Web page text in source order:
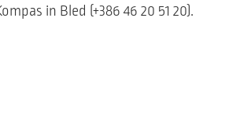
in Bled (+386 46 20 51 20).